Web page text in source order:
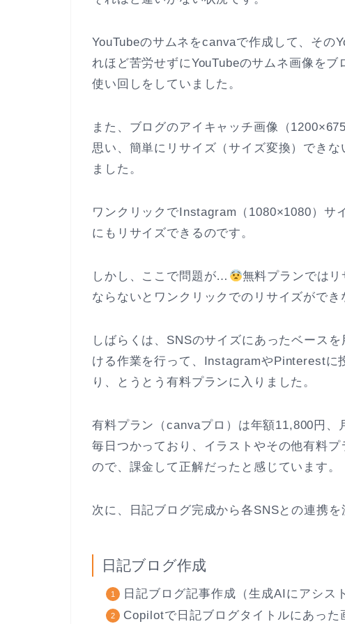
YouTubeのサムネをcanvaで作成して、その
れほど苦労せずにYouTubeのサムネ画像を
使い回しをしていました。
また、ブログのアイキャッチ画像（
思い、簡単にリサイズ（サイズ変換）でき
ました。
ワンクリックでInstagram（1080×1080）サ
にもリサイズできるのです。
しかし、ここで問題が…
無料プランでは
ならないとワンクリックでのリサイズができ
しばらくは、SNSのサイズにあったベース
ける作業を行って、InstagramやPinterestに
り、とうとう有料プランに入りました。
有料プラン（canvaプロ）は年額11,800円
毎日つかっており、イラストやその他有料
ので、課金して正解だったと感じています。
次に、日記ブログ完成から各SNSとの連携
日記ブログ作成
日記ブログ記事作成（生成AIにアシス
Copilotで日記ブログタイトルにあった